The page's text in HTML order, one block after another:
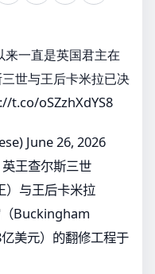
一直是英国君主在
世与王后卡米拉已决
t.co/oSZzhXdYS8
June 26, 2026
王查尔斯三世
）与王后卡米拉
（Buckingham
美元）的翻修工程于